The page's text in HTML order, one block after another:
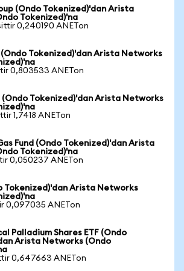
(Ondo Tokenized)'dan Arista
Tokenized)'na
0,240190 ANETon
(Ondo Tokenized)'dan Arista Networks
0,803533 ANETon
Tokenized)'dan Arista Networks
1,7418 ANETon
Fund (Ondo Tokenized)'dan Arista
Tokenized)'na
0,050237 ANETon
Tokenized)'dan Arista Networks
0,097035 ANETon
Palladium Shares ETF (Ondo
Arista Networks (Ondo
0,647663 ANETon